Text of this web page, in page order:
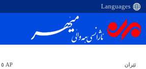
ئێران AP ١٤٠٥ جۆزەردان ١ ٢١:٤٣